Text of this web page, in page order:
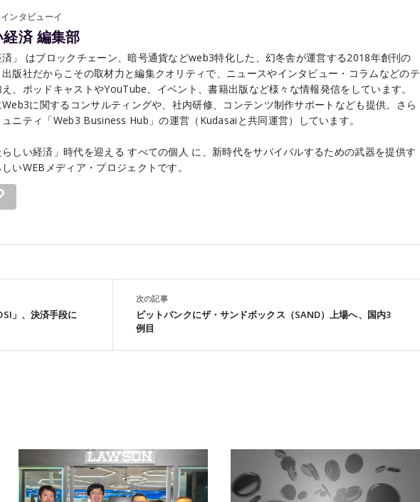
ンタビューイ
済 編集部
済」 はブロックチェーン、暗号通貨などweb3特化した、幻冬舎が運営する2018年創刊の
出版社だからこその取材力と編集クオリティで、ニュースやインタビュー・コラムなどのテ
、ポッドキャストやYouTube、イベント、書籍出版など様々な情報発信をしています。
Web3に関するコンサルティングや、社内研修、コンテンツ制作サポートなども提供。さら
ニティ「Web3 Business Hub」の運営（Kudasaiと共同運営）しています。
しい経済」時代を迎える すべての個人 に、新時代をサバイバルするための武器を提供す
いWEBメディア・プロジェクトです。
」、決済手段に
次の記事
ビットバンクにザ・サンドボックス（SAND）上場へ、国内3
例目